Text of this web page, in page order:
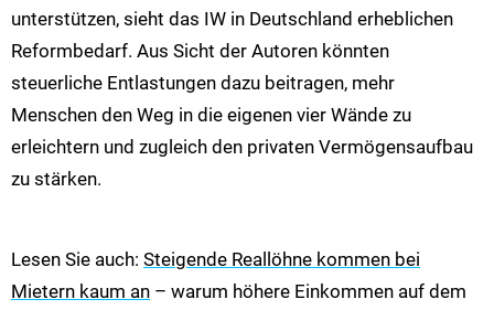
unterstützen, sieht das IW in Deutschland erheblichen
Reformbedarf. Aus Sicht der Autoren könnten
steuerliche Entlastungen dazu beitragen, mehr
Menschen den Weg in die eigenen vier Wände zu
erleichtern und zugleich den privaten Vermögensaufbau
zu stärken.
Lesen Sie auch: Steigende Reallöhne kommen bei
Mietern kaum an – warum höhere Einkommen auf dem